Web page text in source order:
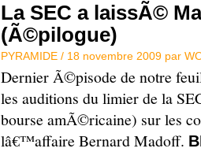
La SEC a laissÃ©
(Ã©pilogue)
PYRAMIDE / 18 novembre 2009 par
Dernier Ã©pisode de notre
les auditions du limier de la
bourse amÃ©ricaine) sur les
lâ€™affaire Bernard Madoff.